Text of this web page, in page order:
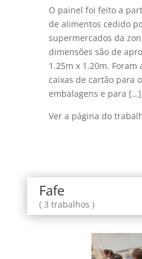
O painel foi feito a
de alimentos cedido
supermercados da
dimensões são de
1.25m x 1.20m.
caixas de cartão para
embalagens e para […]
Ver a página do
Fafe
( 3 trabalhos )